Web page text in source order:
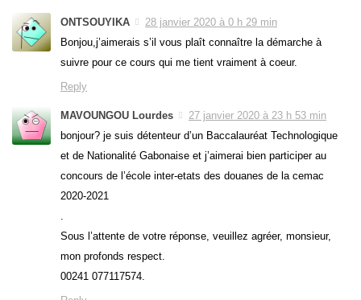
ONTSOUYIKA
28 janvier 2020 à 0 h 29 min
Bonjou,j’aimerais s’il vous plaît connaître la démarche à
suivre pour ce cours qui me tient vraiment à coeur.
Reply
MAVOUNGOU Lourdes
27 janvier 2020 à 23 h 53 min
bonjour? je suis détenteur d’un Baccalauréat Technologique
et de Nationalité Gabonaise et j’aimerai bien participer au
concours de l’école inter-etats des douanes de la cemac
2020-2021
Sous l’attente de votre réponse, veuillez agréer, monsieur,
mon profonds respect.
00241 077117574.